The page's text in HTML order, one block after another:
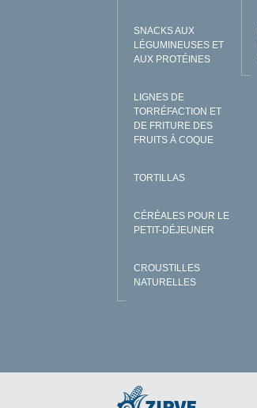
SNACKS AUX
LÉGUMINEUSES ET
AUX PROTÉINES
LIGNES DE
TORRÉFACTION ET
DE FRITURE DES
FRUITS À COQUE
TORTILLAS
CÉRÉALES POUR LE
PETIT-DÉJEUNER
CROUSTILLES
NATURELLES